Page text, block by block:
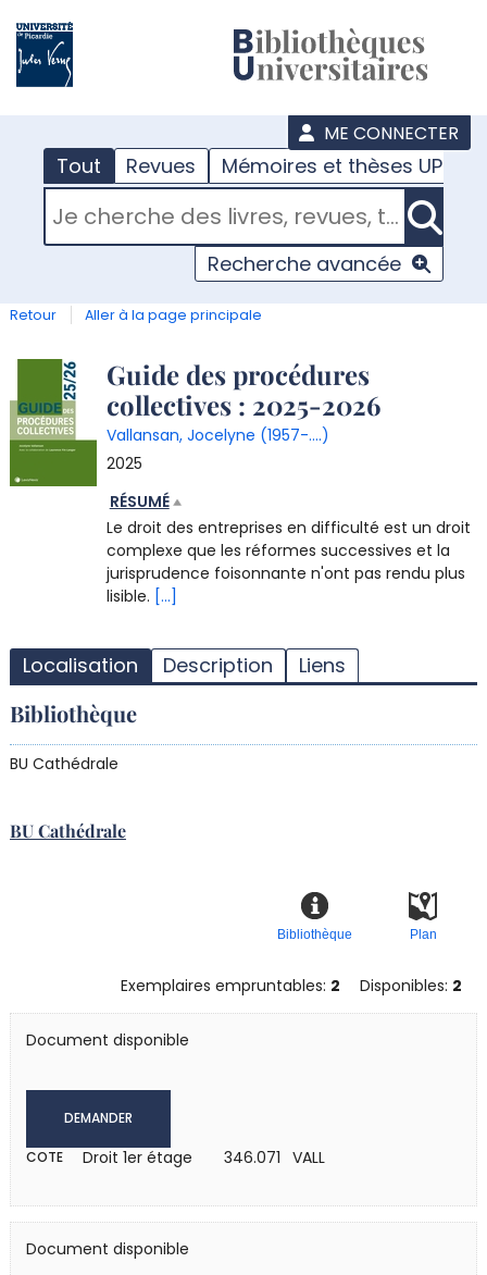
ME CONNECTER
Tout Revues Mémoires et thèses UPJV
RECHERCHER DANS "TOUT"
Recherche avancée
Retour Aller à la page principale
Détail
document
Guide des procédures
collectives : 2025-2026
Vallansan, Jocelyne (1957-....)
2025
RÉSUMÉ
Le droit des entreprises en difficulté est un droit
complexe que les réformes successives et la
jurisprudence foisonnante n'ont pas rendu plus
lisible. [...]
Localisation Description Liens
Bibliothèque
BU Cathédrale
BU Cathédrale
Plan
Bibliothèque
Exemplaires empruntables: 2 Disponibles: 2
Document disponible
DEMANDER
COTE Droit 1er étage 346.071 VALL
Document disponible